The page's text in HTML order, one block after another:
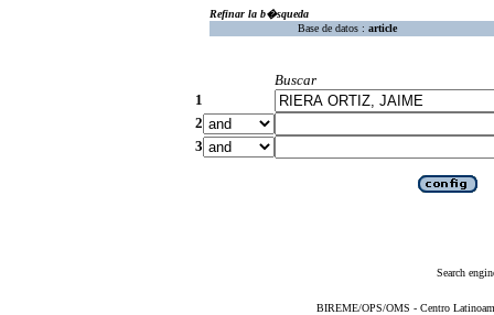
Refinar la b�squeda
Base de datos : article
Buscar
1
2
3
Search
BIREME/OPS/OMS - Centro